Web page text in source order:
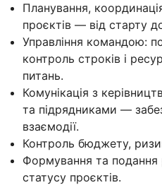
Планування,
проєктів — від старту
Управління командою:
контроль строків і
питань.
Комунікація з
та підрядниками —
взаємодії.
Контроль бюджету,
Формування та подання
статусу проєктів.